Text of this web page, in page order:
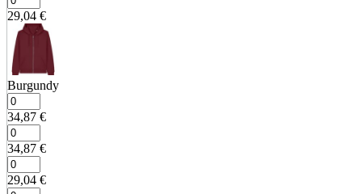
29,04 €
Burgundy
34,87 €
34,87 €
29,04 €